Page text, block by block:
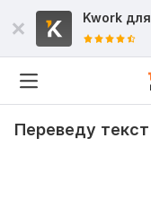
Kwork для
Переведу текст